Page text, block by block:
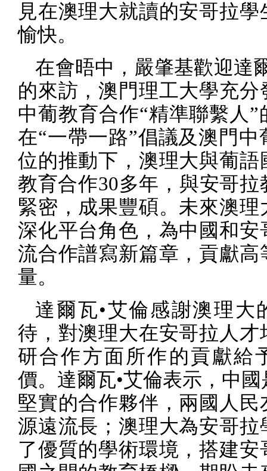
見在澳理大就讀的安哥拉學
愉快。
在會晤中，嚴肇基歡迎達
的來訪，澳門理工大學充分
中葡教育合作“精準聯繫人”
在“一帶一路”倡議及澳門中
位的推動下，澳理大與葡語
教育合作30多年，與安哥拉
緊密，成果豐碩。未來澳理
深化平台角色，為中國和安
流合作譜寫新篇章，貢獻高
量。
達爾瓦•艾倫感謝澳理大
待，對澳理大在安哥拉人才
研合作方面所作的貢獻給
價。達爾瓦•艾倫表示，中
堅實的合作夥伴，兩國人民
源遠流長；澳理大為安哥拉
了優質的學術環境，搭建安